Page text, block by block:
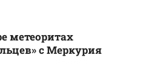
метеоритах
с Меркурия